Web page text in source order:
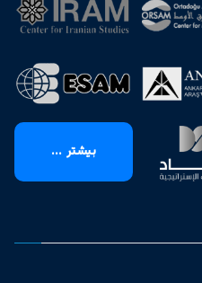
بیشتر ...